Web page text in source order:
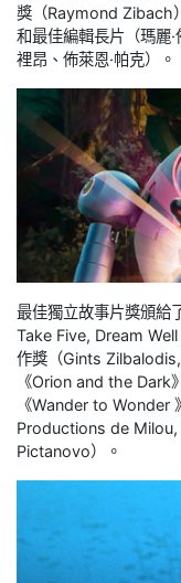
獎（Raymond Zibach
和最佳編輯長片（瑪麗·
裡昂、佈萊恩·帕克）。
最佳獨立故事片獎頒
Take Five, Dream
作獎（Gints
《Orion and the Dark
《Wander to Wonder
Productions de
Pictanovo）。